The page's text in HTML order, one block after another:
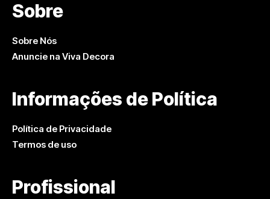
Sobre
Sobre Nós
Anuncie na Viva Decora
Informações de Política
Política de Privacidade
Termos de uso
Profissional